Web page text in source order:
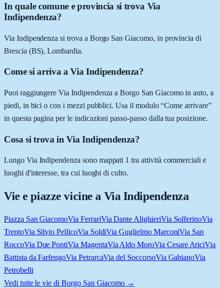
In quale comune e provincia si trova Via
Indipendenza?
Via Indipendenza si trova a Borgo San Giacomo, in provincia di
Brescia (BS), Lombardia.
Come si arriva a Via Indipendenza?
Puoi raggiungere Via Indipendenza a Borgo San Giacomo in auto, a
piedi, in bici o con i mezzi pubblici. Usa il modulo “Come arrivare”
in questa pagina per le indicazioni passo-passo dalla tua posizione.
Cosa si trova in Via Indipendenza?
Lungo Via Indipendenza sono mappati 1 tra attività commerciali e
luoghi d'interesse, tra cui luoghi di culto.
Vie e piazze vicine a Via Indipendenza
Piazza San GiacomoVia FerrariVia Dante AlighieriVia SolferinoVia
TrentoVia Silvio PellicoVia SoldiVia Guglielmo MarconiVia San
RoccoVia Due PontiVia MagentaVia Aldo MoroVia Cesare AriciVia
Battista da FarfengoVia PetrarcaVia del SoccorsoVia GabianoVia
Petrobelli
Vedi tutte le vie di Borgo San Giacomo →